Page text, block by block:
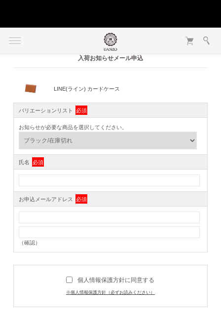
入荷お知らせメール申込
LINE(ライン) カードケース
バリエーションリスト 必須
お知らせが必要な商品を選択してください。
氏名 必須
お申込メールアドレス 必須
（確認）
個人情報保護方針に同意する
※個人情報保護方針（必ずお読みください）